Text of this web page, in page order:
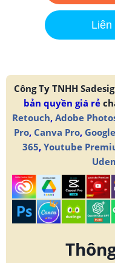
Liên
Công Ty TNHH
bản quyền giá rẻ
Retouch, Adobe
Pro, Canva Pro,
365, Youtube